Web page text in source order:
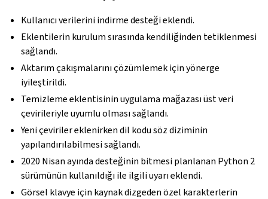
Kullanıcı verilerini indirme desteği eklendi.
Eklentilerin kurulum sırasında kendiliğinden tetiklenmesi
sağlandı.
Aktarım çakışmalarını çözümlemek için yönerge
iyileştirildi.
Temizleme eklentisinin uygulama mağazası üst veri
çevirileriyle uyumlu olması sağlandı.
Yeni çeviriler eklenirken dil kodu söz diziminin
yapılandırılabilmesi sağlandı.
2020 Nisan ayında desteğinin bitmesi planlanan Python 2
sürümünün kullanıldığı ile ilgili uyarı eklendi.
Görsel klavye için kaynak dizgeden özel karakterlerin